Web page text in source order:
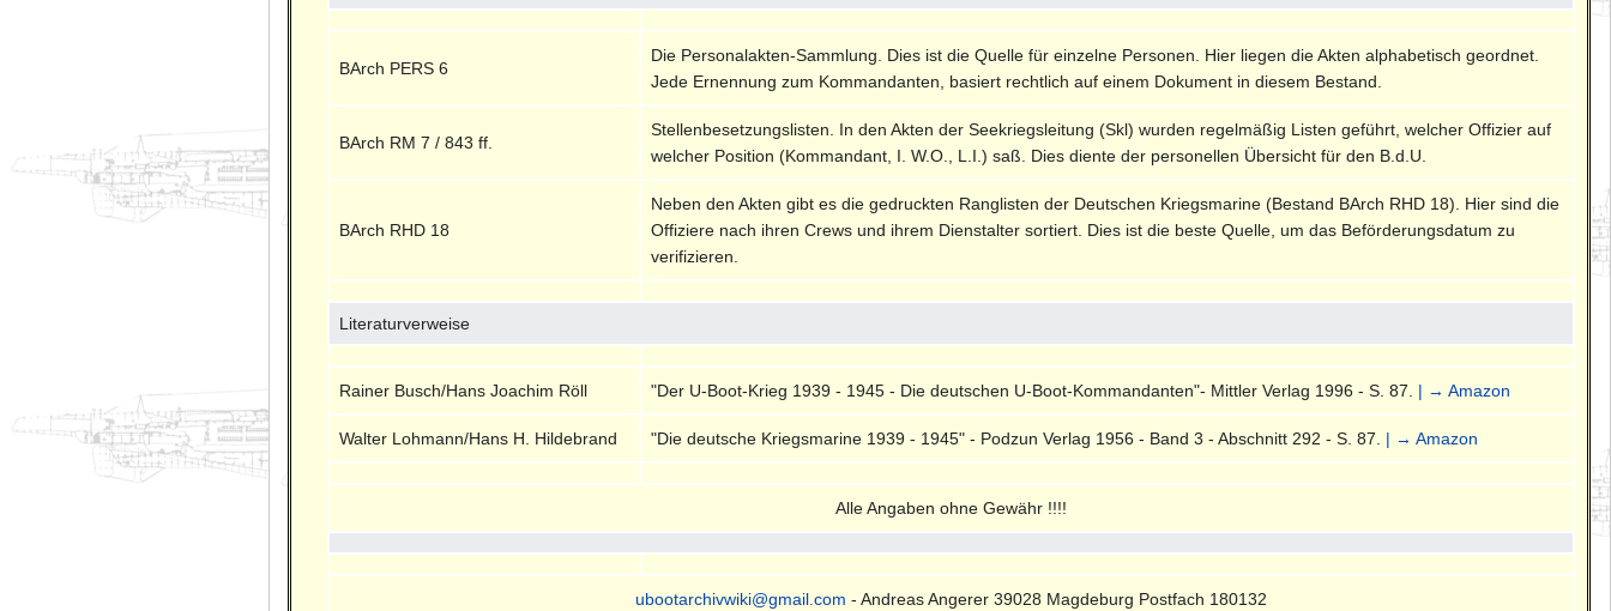
BArch PERS 6
Die Personalakten-Sammlung. Dies ist die Quelle für einzelne Personen. Hier liegen die Akten alphabetisch geordnet.
Jede Ernennung zum Kommandanten, basiert rechtlich auf einem Dokument in diesem Bestand.
BArch RM 7 / 843 ff.
Stellenbesetzungslisten. In den Akten der Seekriegsleitung (Skl) wurden regelmäßig Listen geführt, welcher Offizier auf
welcher Position (Kommandant, I. W.O., L.I.) saß. Dies diente der personellen Übersicht für den B.d.U.
BArch RHD 18
Neben den Akten gibt es die gedruckten Ranglisten der Deutschen Kriegsmarine (Bestand BArch RHD 18). Hier sind die
Offiziere nach ihren Crews und ihrem Dienstalter sortiert. Dies ist die beste Quelle, um das Beförderungsdatum zu
verifizieren.
Literaturverweise
Rainer Busch/Hans Joachim Röll "Der U-Boot-Krieg 1939 - 1945 - Die deutschen U-Boot-Kommandanten"- Mittler Verlag 1996 - S. 87. | → Amazon
Walter Lohmann/Hans H. Hildebrand "Die deutsche Kriegsmarine 1939 - 1945" - Podzun Verlag 1956 - Band 3 - Abschnitt 292 - S. 87. | → Amazon
Alle Angaben ohne Gewähr !!!!
ubootarchivwiki@gmail.com - Andreas Angerer 39028 Magdeburg Postfach 180132